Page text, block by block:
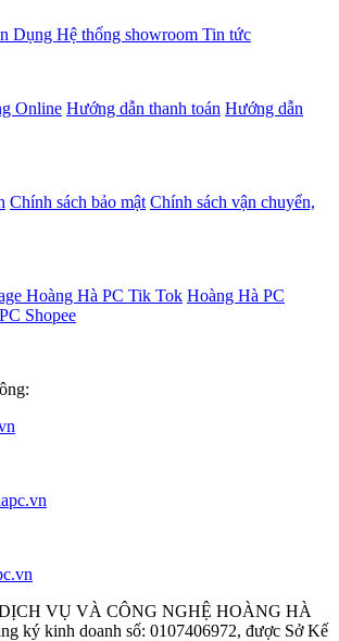
Dụng Hệ thống showroom Tin tức
Online Hướng dẫn thanh toán Hướng dẫn
Chính sách bảo mật Chính sách vận chuyển,
Hoàng Hà PC Tik Tok Hoàng Hà PC
Shopee
VỤ VÀ CÔNG NGHỆ HOÀNG HÀ
ký kinh doanh số: 0107406972, được Sở Kế